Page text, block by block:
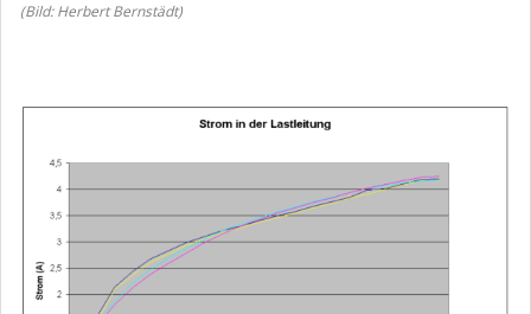
(Bild: Herbert Bernstädt)